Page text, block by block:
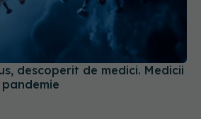
descoperit de medici. Medicii